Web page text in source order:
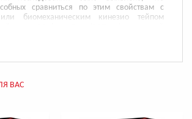
сравниться по этим свойствам с
биомеханическим кинезио тейпом
поддержка
ВАС